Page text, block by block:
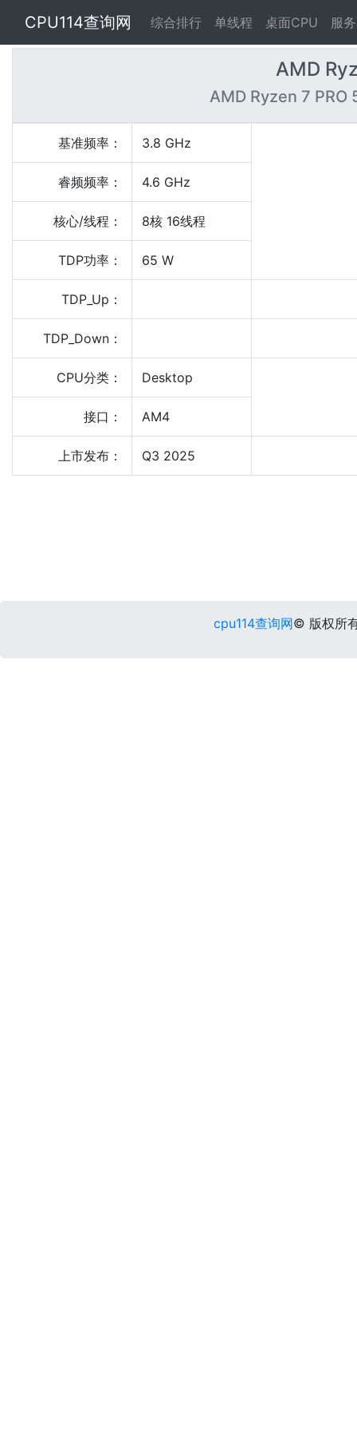
CPU114查询网 综合排行 单线程 桌面CPU 服
AMD
AMD Ryzen 7
基准频率： 3.8 GHz
睿频频率： 4.6 GHz
核心/线程： 8核 16线程
TDP功率： 65 W
TDP_Up：
TDP_Down：
CPU分类： Desktop
接口： AM4
上市发布： Q3 2025
cpu114查询网© 版权所